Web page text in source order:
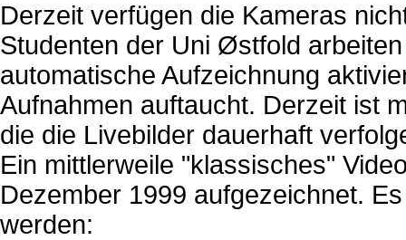
Derzeit verfügen die Kameras
Studenten der Uni Østfold
automatische Aufzeichnung
Aufnahmen auftaucht. Derzeit ist
die die Livebilder dauerhaft
Ein mittlerweile "klassisches"
Dezember 1999 aufgezeichnet.
werden: